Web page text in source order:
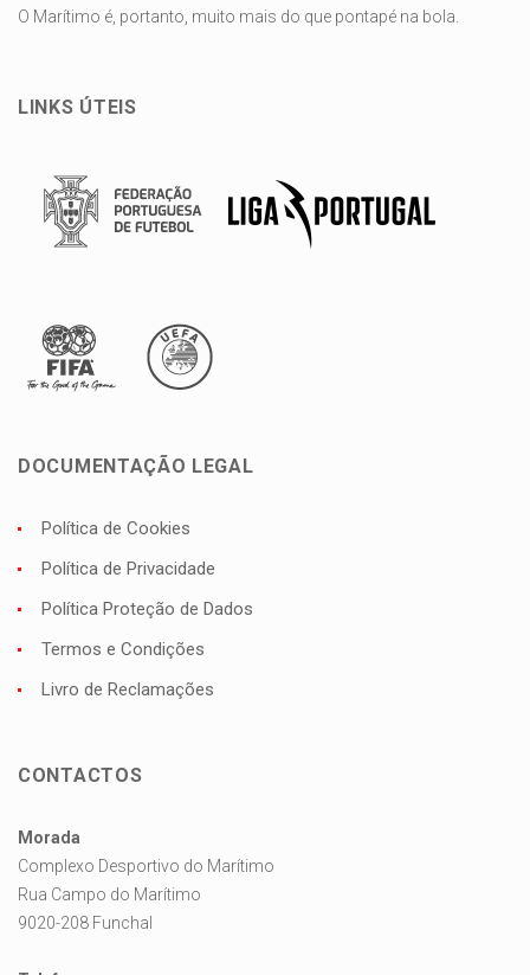
O Marítimo é, portanto, muito mais do que pontapé na bola.
LINKS ÚTEIS
DOCUMENTAÇÃO LEGAL
Política de Cookies
Política de Privacidade
Política Proteção de Dados
Termos e Condições
Livro de Reclamações
CONTACTOS
Morada
Complexo Desportivo do Marítimo
Rua Campo do Marítimo
9020-208 Funchal